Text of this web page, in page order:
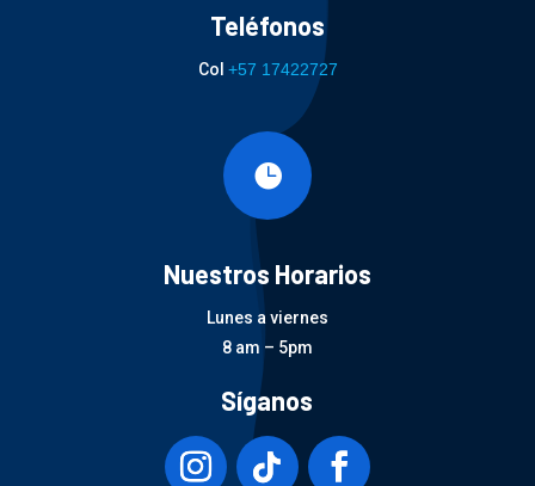
Teléfonos
Col +57 17422727

Nuestros Horarios
Lunes a viernes
8 am – 5pm
Síganos